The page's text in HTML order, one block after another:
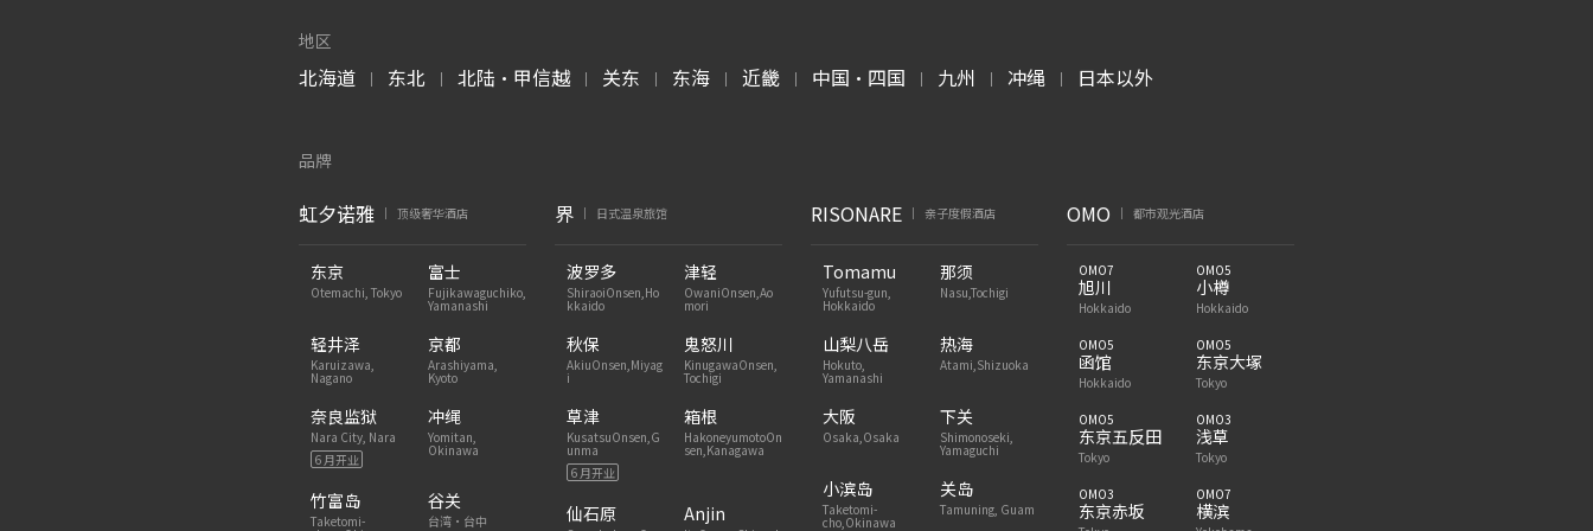
地区
北海道 | 东北 | 北陆・甲信越 | 关东 | 东海 | 近畿 | 中国・四国 | 九州 | 冲绳 | 日本以外
品牌
虹夕诺雅 顶级奢华酒店
东京
Otemachi, Tokyo
富士
Fujikawaguchiko,
Yamanashi
轻井泽
Karuizawa,
Nagano
京都
Arashiyama,
Kyoto
奈良监狱
Nara City, Nara
6 月开业
冲绳
Yomitan,
Okinawa
竹富岛
Taketomi-
谷关
台湾・台中
界 日式温泉旅馆
波罗多
ShiraoiOnsen,Ho
kkaido
津轻
OwaniOnsen,Ao
mori
秋保
AkiuOnsen,Miyag
i
鬼怒川
KinugawaOnsen,
Tochigi
草津
KusatsuOnsen,G
unma
6 月开业
箱根
HakoneyumotoOn
sen,Kanagawa
仙石原 Anjin
RISONARE 亲子度假酒店
Tomamu
Yufutsu-gun,
Hokkaido
那须
Nasu,Tochigi
山梨八岳
Hokuto,
Yamanashi
热海
Atami,Shizuoka
大阪
Osaka,Osaka
下关
Shimonoseki,
Yamaguchi
小滨岛
Taketomi-
cho,Okinawa
关岛
Tamuning, Guam
OMO 都市观光酒店
OMO7
旭川
Hokkaido
OMO5
小樽
Hokkaido
OMO5
函馆
Hokkaido
OMO5
东京大塚
Tokyo
OMO5
东京五反田
Tokyo
OMO3
浅草
Tokyo
OMO3
东京赤坂
OMO7
横滨